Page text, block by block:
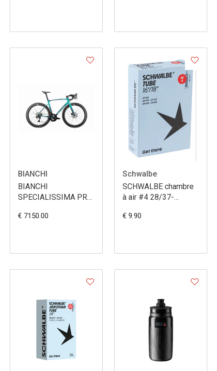
BIANCHI
BIANCHI
SPECIALISSIMA PRO
€ 7150.00
Schwalbe
SCHWALBE chambre
à air #4 28/37-
€ 9.90